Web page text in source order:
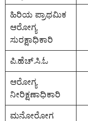
ಹಿರಿಯ ಪ್ರಾಥಮಿಕ
ಆರೋಗ್ಯ
ಸುರಕ್ಷಾಧಿಕಾರಿ
ಪಿ.ಹೆಚ್.ಸಿ.ಓ
ಆರೋಗ್ಯ
ನೀರಿಕ್ಷಣಾಧಿಕಾರಿ
ಮನೋರೋಗ